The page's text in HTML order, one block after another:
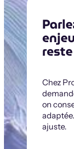
reste
Chez
on
ajuste.